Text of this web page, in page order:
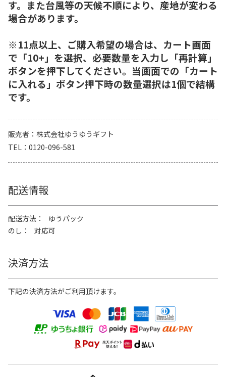
す。また台風等の天候不順により、産地が変わる
場合があります。
※11点以上、ご購入希望の場合は、カート画面
で「10+」を選択、必要数量を入力し「再計算」
ボタンを押下してください。当画面での「カート
に入れる」ボタン押下時の数量選択は1個で結構
です。
販売者
株式会社ゆうゆうギフト
TEL
0120-096-581
配送情報
配送方法
ゆうパック
のし
対応可
決済方法
下記の決済方法がご利用頂けます。